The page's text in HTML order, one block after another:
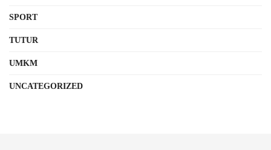
SPORT
TUTUR
UMKM
UNCATEGORIZED